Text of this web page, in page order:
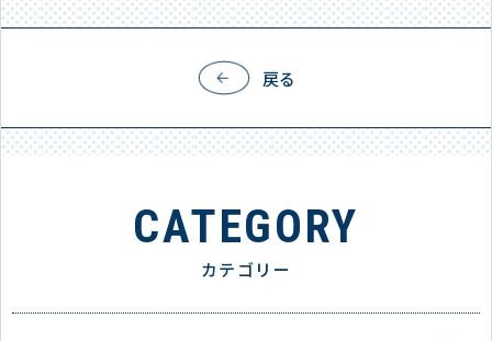
CATEGORY
カテゴリー
戻る